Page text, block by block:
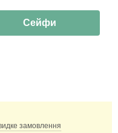
Сейфи
замовлення